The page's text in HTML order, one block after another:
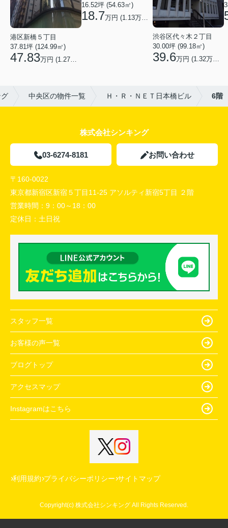
港区新橋５丁目
37.81坪 (124.99㎡)
47.83万円 (1.27万円/坪)
16.52坪 (54.63㎡)
18.7万円 (1.13万円/坪)
渋谷区代々木２丁目
30.00坪 (99.18㎡)
39.6万円 (1.32万円/坪)
中央区の物件一覧 Ｈ・Ｒ・ＮＥＴ日本橋ビル 6階
株式会社シンキング
03-6274-8181 お問い合わせ
〒160-0022
東京都新宿区新宿５丁目11-25 アソルティ新宿5丁目 ２階
営業時間： 9：00～18：00
定休日： 土日祝
スタッフ一覧
お客様の声一覧
ブログトップ
アクセスマップ
Instagramはこちら
利用規約 プライバシーポリシー サイトマップ
Copyright(c) 株式会社シンキング All Rights Reserved.